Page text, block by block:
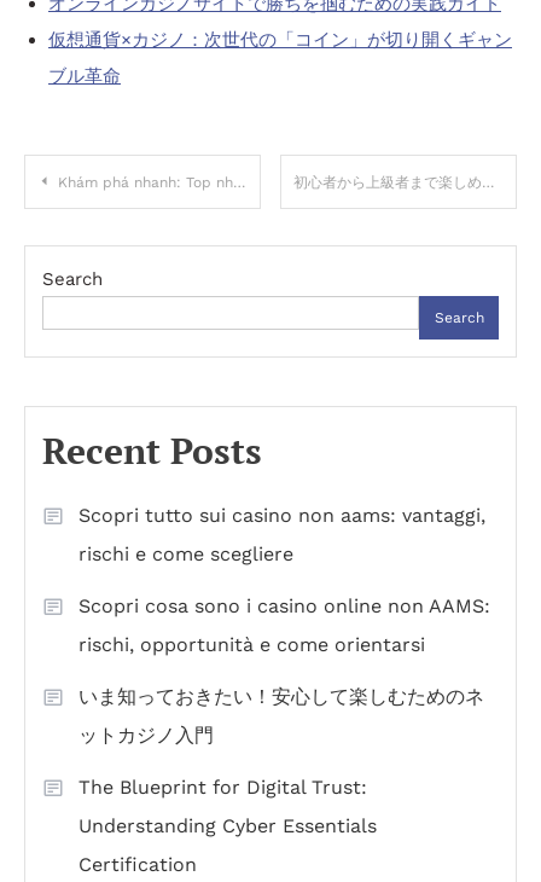
仮想通貨×カジノ：次世代の「コイン」が切り開くギャン
ブル革命
Post
navigation
Khám phá nhanh: Top nhà cái uy tín bạn nên biết ngay hôm nay 初心者から上級者まで楽しめるバカラの魅力 — カジノで勝つための本格ガイド
Search
Search
Recent Posts
Scopri tutto sui casino non aams: vantaggi,
rischi e come scegliere
Scopri cosa sono i casino online non AAMS:
rischi, opportunità e come orientarsi
いま知っておきたい！安心して楽しむためのネ
ットカジノ入門
The Blueprint for Digital Trust:
Understanding Cyber Essentials
Certification